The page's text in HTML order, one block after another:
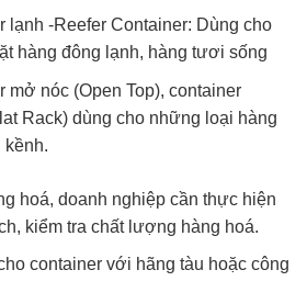
lạnh -Reefer Container: Dùng cho
hàng đông lạnh, hàng tươi sống
mở nóc (Open Top), container
Rack) dùng cho những loại hàng
kềnh.
hoá, doanh nghiệp cần thực hiện
kiểm tra chất lượng hàng hoá.
container với hãng tàu hoặc công